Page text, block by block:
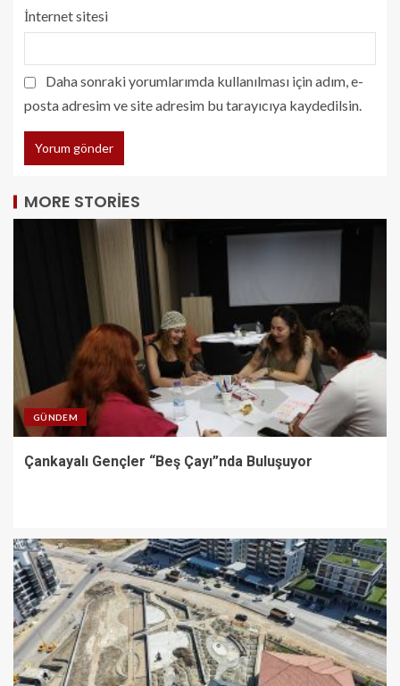
İnternet sitesi
Daha sonraki yorumlarımda kullanılması için adım, e-
posta adresim ve site adresim bu tarayıcıya kaydedilsin.
MORE STORIES
GÜNDEM
Çankayalı Gençler “Beş Çayı”nda Buluşuyor